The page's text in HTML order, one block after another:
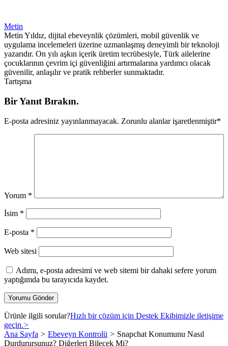
Metin
Metin Yıldız, dijital ebeveynlik çözümleri, mobil güvenlik ve
uygulama incelemeleri üzerine uzmanlaşmış deneyimli bir teknoloji
yazarıdır. On yılı aşkın içerik üretim tecrübesiyle, Türk ailelerine
çocuklarının çevrim içi güvenliğini artırmalarına yardımcı olacak
güvenilir, anlaşılır ve pratik rehberler sunmaktadır.
Tartışma
Bir Yanıt Bırakın.
E-posta adresiniz yayınlanmayacak. Zorunlu alanlar işaretlenmiştir*
Yorum *
İsim *
E-posta *
Web sitesi
Adımı, e-posta adresimi ve web sitemi bir dahaki sefere yorum
yaptığımda bu tarayıcıda kaydet.
Ürünle ilgili sorular?Hızlı bir çözüm için Destek Ekibimizle iletişime
geçin.>
Ana Sayfa > Ebeveyn Kontrolü > Snapchat Konumunu Nasıl
Durdurursunuz? Diğerleri Bilecek Mi?